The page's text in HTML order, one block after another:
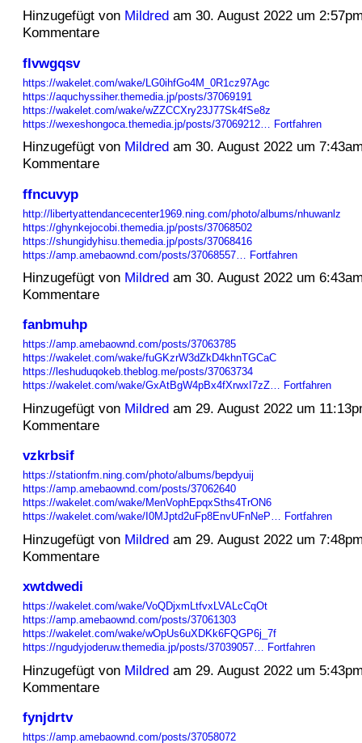
Hinzugefügt von Mildredam 30. August 2022 um
Kommentare
flvwgqsv
https://wakelet.com/wake/LG0ihfGo4M_0R1cz97Agc
https://aquchyssiher.themedia.jp/posts/37069191
https://wakelet.com/wake/wZZCCXry23J77Sk4fSe8z
https://wexeshongoca.themedia.jp/posts/37069212…
Fortfahren
Hinzugefügt von Mildredam 30. August 2022 um
Kommentare
ffncuvyp
http://libertyattendancecenter1969.ning.com/photo/albums/nhuwanlz
https://ghynkejocobi.themedia.jp/posts/37068502
https://shungidyhisu.themedia.jp/posts/37068416
https://amp.amebaownd.com/posts/37068557…
Fortfahren
Hinzugefügt von Mildredam 30. August 2022 um
Kommentare
fanbmuhp
https://amp.amebaownd.com/posts/37063785
https://wakelet.com/wake/fuGKzrW3dZkD4khnTGCaC
https://leshuduqokeb.theblog.me/posts/37063734
https://wakelet.com/wake/GxAtBgW4pBx4fXrwxI7zZ… Fortfahren
Hinzugefügt von Mildredam 29. August 2022 um
Kommentare
vzkrbsif
https://stationfm.ning.com/photo/albums/bepdyuij
https://amp.amebaownd.com/posts/37062640
https://wakelet.com/wake/MenVophEpqxSths4TrON6
https://wakelet.com/wake/I0MJptd2uFp8EnvUFnNeP… Fortfahren
Hinzugefügt von Mildredam 29. August 2022 um
Kommentare
xwtdwedi
https://wakelet.com/wake/VoQDjxmLtfvxLVALcCqOt
https://amp.amebaownd.com/posts/37061303
https://wakelet.com/wake/wOpUs6uXDKk6FQGP6j_7f
https://ngudyjoderuw.themedia.jp/posts/37039057… Fortfahren
Hinzugefügt von Mildredam 29. August 2022 um
Kommentare
fynjdrtv
https://amp.amebaownd.com/posts/37058072